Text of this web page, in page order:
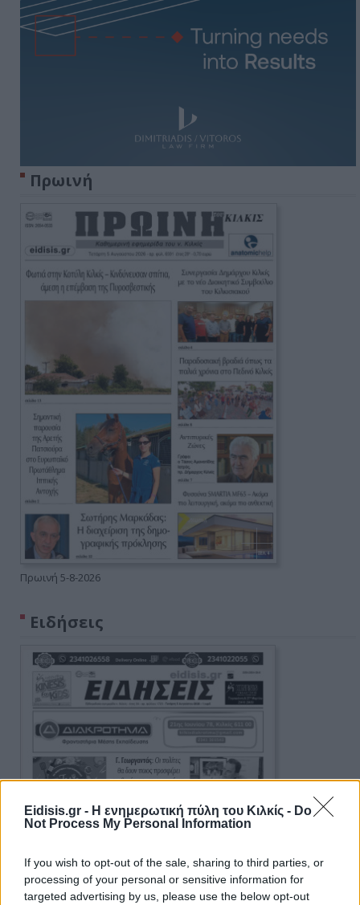
Eidisis.gr - Η ενημερωτική πύλη του Κιλκίς - Do
Not Process My Personal Information
If you wish to opt-out of the sale, sharing to third parties, or
processing of your personal or sensitive information for
targeted advertising by us, please use the below opt-out
Πρωινή
Πρωινή 5-8-2026
Ειδήσεις